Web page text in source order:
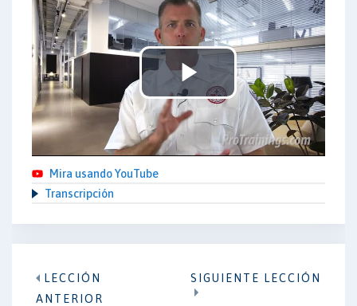
Play
Video
Mira usando YouTube
Transcripción
LECCIÓN
ANTERIOR
SIGUIENTE LECCIÓN